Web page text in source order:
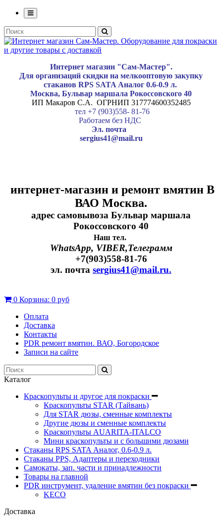
Интернет магазин "Сам-Мастер".
Для организаций скидки на мелкооптовую закупку
стаканов RPS SATA Аналог 0.6-0.9 л.
Москва, Бульвар маршала Рокоссовского 40
ИП Макаров С.А. ОГРНИП 317774600352485
тел +7 (903)558- 81-76
Работаем без НДС
Эл. почта
sergius41@mail.ru
интернет-магазин и ремонт вмятин В
ВАО Москва.
адрес самовывоза Бульвар маршала
Рокоссовского 40
Наш тел.
WhatsApp, VIBER,Телеграмм
+7(903)558-81-76
эл. почта sergius41@mail.ru.
0 Корзина: 0 руб
Оплата
Доставка
Контакты
PDR ремонт вмятин. ВАО, Богородское
Записи на сайте
Каталог
Краскопульты и другое для покраски
Краскопульты STAR (Тайвань)
Для STAR дюзы, сменные комплекты
Другие дюзы и сменные комплекты
Краскопульты AUARITA-ITALCO
Мини краскопульты и с большими дюзами
Стаканы RPS SATA Аналог, 0.6-0.9 л.
Стаканы PPS, Адаптеры и переходники
Самокаты, зап. части и принадлежности
Товары на главной
PDR инструмент, удаление вмятин без покраски
KECO
Доставка